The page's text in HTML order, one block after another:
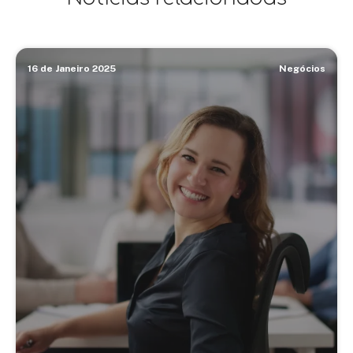
16 de Janeiro 2025 Negócios